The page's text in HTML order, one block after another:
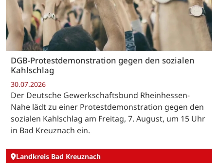
DGB-Protestdemonstration gegen den sozialen
Kahlschlag
30.07.2026
Der Deutsche Gewerkschaftsbund Rheinhessen-
Nahe lädt zu einer Protestdemonstration gegen den
sozialen Kahlschlag am Freitag, 7. August, um 15 Uhr
in Bad Kreuznach ein.
Landkreis Bad Kreuznach